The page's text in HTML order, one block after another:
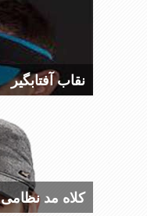
نقاب آفتابگیر
کلاه مد نظامی